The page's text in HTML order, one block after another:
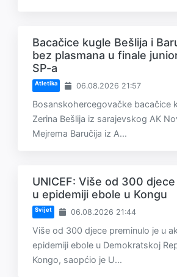
Bacačice kugle Bešlija i
bez plasmana u finale
SP-a
Atletika 06.08.2026 21:57
Bosanskohercegovačke bacačice
Zerina Bešlija iz sarajevskog AK
Mejrema Baručija iz A...
UNICEF: Više od 300
u epidemiji ebole u Kongu
Svijet 06.08.2026 21:44
Više od 300 djece preminulo je u
epidemiji ebole u Demokratskoj
Kongo, saopćio je U...